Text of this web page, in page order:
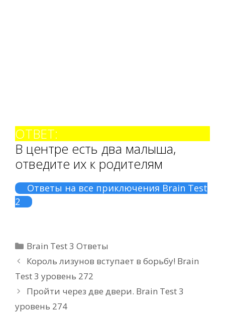
ОТВЕТ:
В центре есть два малыша,
отведите их к родителям
Ответы на все приключения Brain Test
2
Рубрики
Brain Test 3 Ответы
Король лизунов вступает в борьбу! Brain
Test 3 уровень 272
Пройти через две двери. Brain Test 3
уровень 274